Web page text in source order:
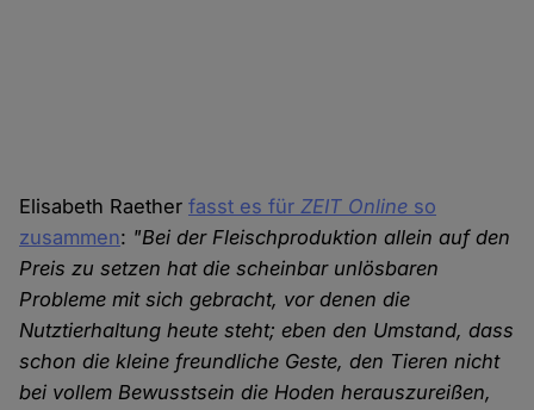
Elisabeth Raetherfasst es fürZEIT Online so
zusammen: "Bei der Fleischproduktion allein auf den
Preis zu setzen hat die scheinbar unlösbaren
Probleme mit sich gebracht, vor denen die
Nutztierhaltung heute steht; eben den Umstand, dass
schon die kleine freundliche Geste, den Tieren nicht
bei vollem Bewusstsein die Hoden herauszureißen,